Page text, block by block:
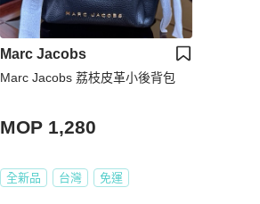
Marc Jacobs
Marc Jacobs 荔枝皮革小後背包
MOP 1,280
全新品 台灣 免運